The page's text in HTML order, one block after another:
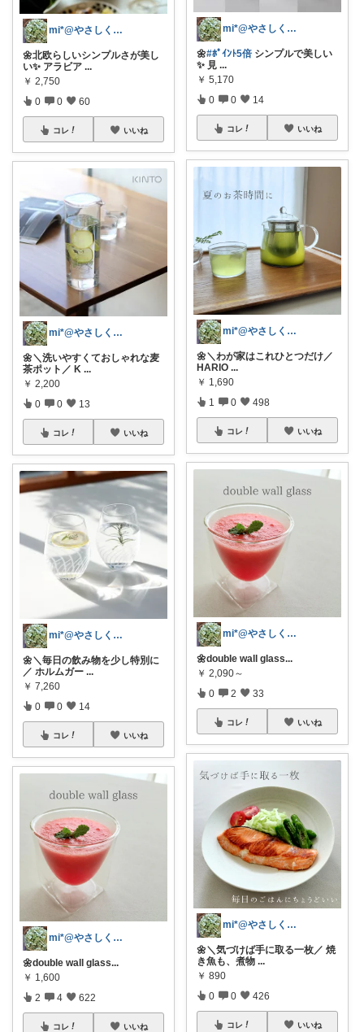
mi*@やさしく整う暮らし
🌼北欧らしいシンプルさが美し
い✨ アラビア ...
￥ 2,750
0 0 60
コレ いいね
mi*@やさしく整う暮らし
🌼＼洗いやすくておしゃれな麦
茶ポット／ K ...
￥ 2,200
0 0 13
コレ いいね
mi*@やさしく整う暮らし
🌼＼毎日の飲み物を少し特別に
／ ホルムガー ...
￥ 7,260
0 0 14
コレ いいね
mi*@やさしく整う暮らし
🌼double wall glass ​...
￥ 1,600
2 4 622
コレ いいね
mi*@やさしく整う暮らし
🌼#ﾎﾟｲﾝﾄ5倍 シンプルで美しい
✨ 見 ...
￥ 5,170
0 0 14
コレ いいね
mi*@やさしく整う暮らし
🌼＼わが家はこれひとつだけ／
HARIO ...
￥ 1,690
1 0 498
コレ いいね
mi*@やさしく整う暮らし
🌼double wall glass ​...
￥ 2,090～
0 2 33
コレ いいね
mi*@やさしく整う暮らし
🌼＼気づけば手に取る一枚／ 焼
き魚も、煮物 ...
￥ 890
0 0 426
コレ いいね